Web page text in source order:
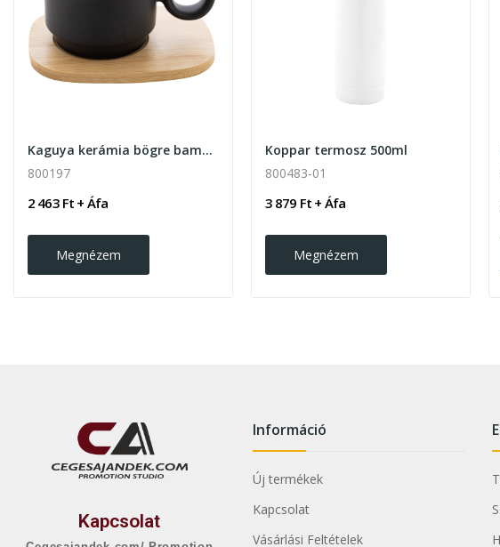
Kaguya kerámia bögre bambusz tálcával 220ml
800197
2 463 Ft + Áfa
Megnézem
Koppar termosz 500ml
800483-01
3 879 Ft + Áfa
Megnézem
Kapcsolat
Információ
Új termékek
Kapcsolat
Vásárlási Feltételek